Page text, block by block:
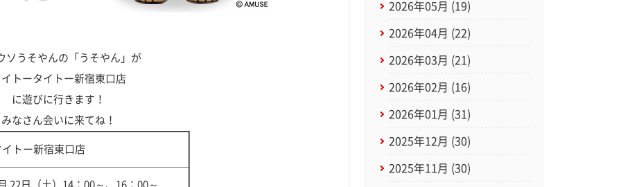
ソうそやんの「うそやん」が
トータイトー新宿東口店
に遊びに行きます！
みなさん会いに来てね！
イトー新宿東口店
22日（土）14：00～、16：00～
2026年05月 (19)
2026年04月 (22)
2026年03月 (21)
2026年02月 (16)
2026年01月 (31)
2025年12月 (30)
2025年11月 (30)